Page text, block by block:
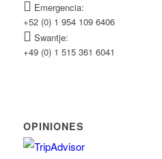
Emergencia:
+52 (0) 1 954 109 6406
Swantje:
+49 (0) 1 515 361 6041
OPINIONES